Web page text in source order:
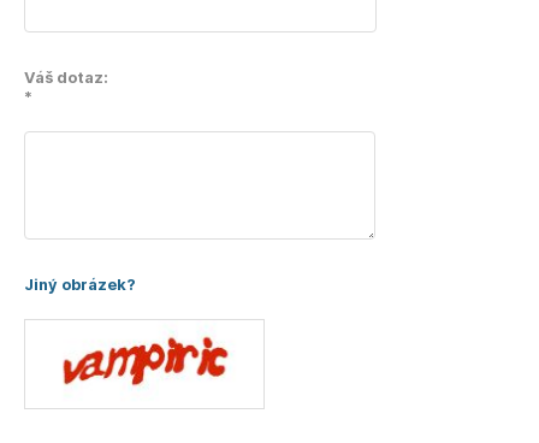
Váš dotaz:
*
Jiný obrázek?